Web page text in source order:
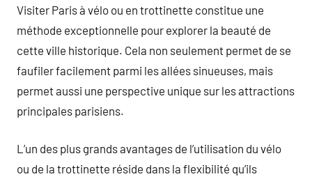
Visiter Paris à vélo ou en trottinette constitue une
méthode exceptionnelle pour explorer la beauté de
cette ville historique. Cela non seulement permet de se
faufiler facilement parmi les allées sinueuses, mais
permet aussi une perspective unique sur les attractions
principales parisiens.
L’un des plus grands avantages de l’utilisation du vélo
ou de la trottinette réside dans la flexibilité qu’ils